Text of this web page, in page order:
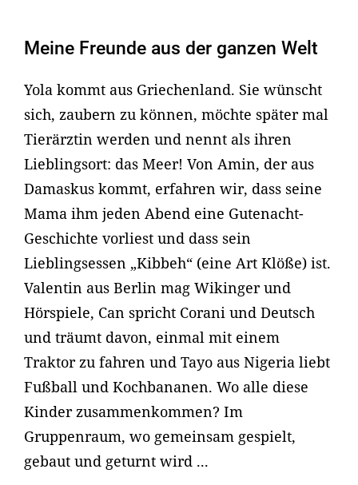
Meine Freunde aus der ganzen Welt
Yola kommt aus Griechenland. Sie wünscht
sich, zaubern zu können, möchte später mal
Tierärztin werden und nennt als ihren
Lieblingsort: das Meer! Von Amin, der aus
Damaskus kommt, erfahren wir, dass seine
Mama ihm jeden Abend eine Gutenacht-
Geschichte vorliest und dass sein
Lieblingsessen „Kibbeh“ (eine Art Klöße) ist.
Valentin aus Berlin mag Wikinger und
Hörspiele, Can spricht Corani und Deutsch
und träumt davon, einmal mit einem
Traktor zu fahren und Tayo aus Nigeria liebt
Fußball und Kochbananen. Wo alle diese
Kinder zusammenkommen? Im
Gruppenraum, wo gemeinsam gespielt,
gebaut und geturnt wird ...